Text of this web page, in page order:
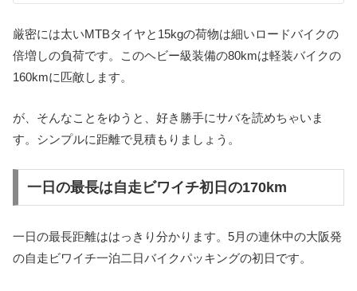
厳密には太いMTBタイヤと15kgの荷物は細いロードバイクの
倍増しの負荷です。このヘビー級装備の80kmは軽装バイクの
160kmに匹敵します。
が、そんなことをゆうと、好き勝手にサバを読めちゃいま
す。シンプルに距離で見積もりましょう。
一日の最長は自走ビワイチ初日の170km
一日の最長距離ははっきり分かります。5月の連休中の大阪発
の自走ビワイチ一泊二日バイクパッキングの初日です。